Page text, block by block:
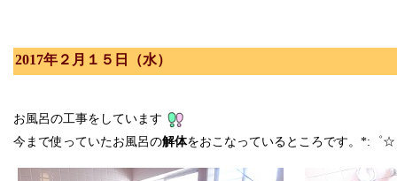
2017年２月１５日（水）
お風呂の工事をしています
今まで使っていたお風呂の解体をおこなっているところです。*:゜